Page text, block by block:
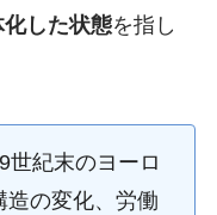
した状態を指し
世紀末のヨーロ
造の変化、労働